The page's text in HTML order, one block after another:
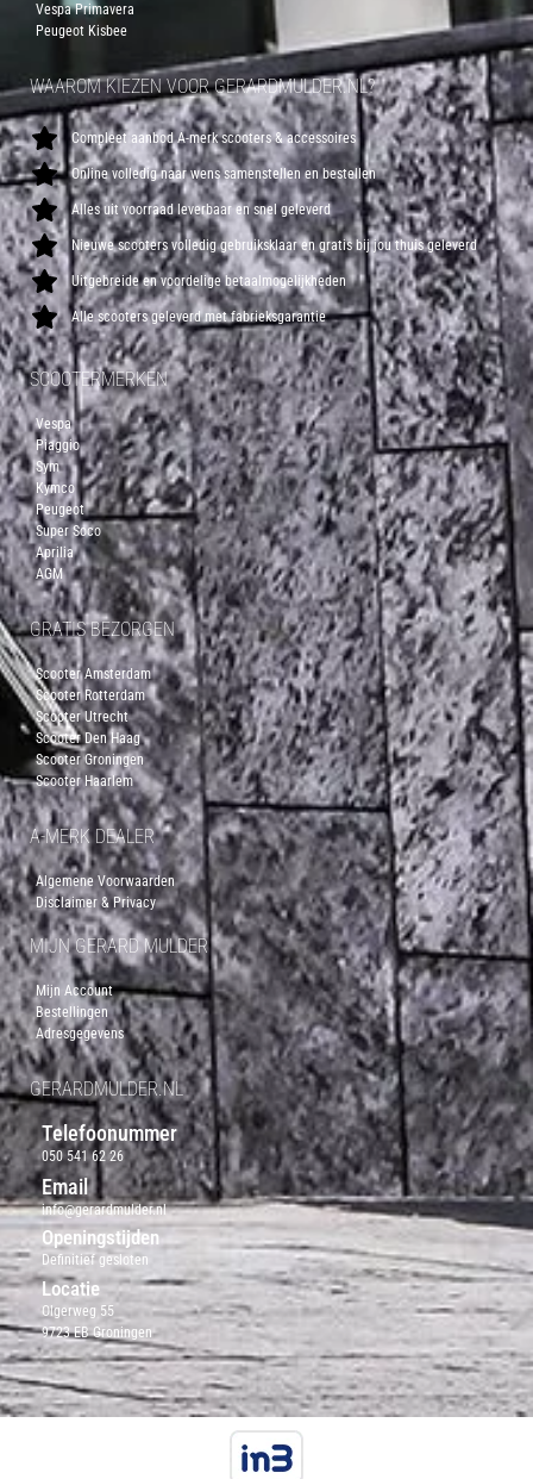
Vespa Primavera
Peugeot Kisbee
WAAROM KIEZEN VOOR GERARDMULDER.NL?
Compleet aanbod A-merk scooters & accessoires
Online volledig naar wens samenstellen en bestellen
Alles uit voorraad leverbaar en snel geleverd
Nieuwe scooters volledig gebruiksklaar en gratis bij jou thuis geleverd
Uitgebreide en voordelige betaalmogelijkheden
Alle scooters geleverd met fabrieksgarantie
SCOOTERMERKEN
Vespa
Piaggio
Sym
Kymco
Peugeot
Super Soco
Aprilia
AGM
GRATIS BEZORGEN
Scooter Amsterdam
Scooter Rotterdam
Scooter Utrecht
Scooter Den Haag
Scooter Groningen
Scooter Haarlem
A-MERK DEALER
Algemene Voorwaarden
Disclaimer & Privacy
MIJN GERARD MULDER
Mijn Account
Bestellingen
Adresgegevens
GERARDMULDER.NL
Telefoonummer
050 541 62 26
Email
info@gerardmulder.nl
Openingstijden
Definitief gesloten
Locatie
Olgerweg 55
9723 EB Groningen